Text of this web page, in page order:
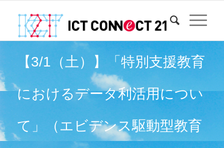
【3/1（土）】「特別支援教育
におけるデータ利活用につい
て」（エビデンス駆動型教育